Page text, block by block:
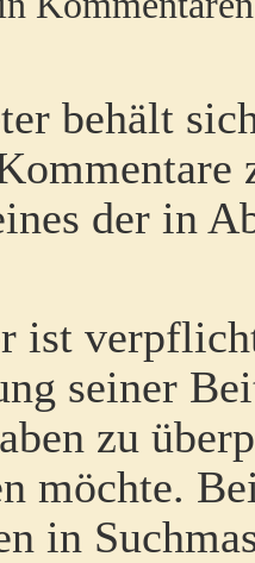
behält
der in
ist
seiner
zu
möchte.
in